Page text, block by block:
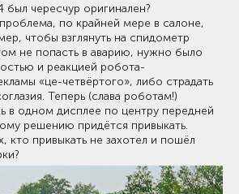
чересчур оригинален?
по крайней мере в салоне,
чтобы взглянуть на спидометр
не попасть в аварию, нужно было
и реакцией робота-
«це-четвёртого», либо страдать
Теперь (слава роботам!)
в одном дисплее по центру передней
решению придётся привыкать.
кто привыкать не захотел и пошёл